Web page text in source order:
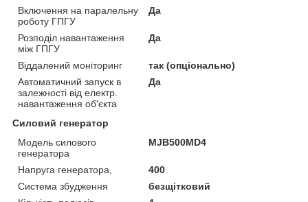
Включення на паралельну
роботу ГПГУ
Да
Розподіл навантаження
між ГПГУ
Да
Віддалений моніторинг
так (опціонально)
Автоматичний запуск в
залежності від електр.
навантаження об'єкта
Да
Силовий генератор
Модель силового
генератора
MJB500MD4
Напруга генератора,
400
Система збудження
безщітковий